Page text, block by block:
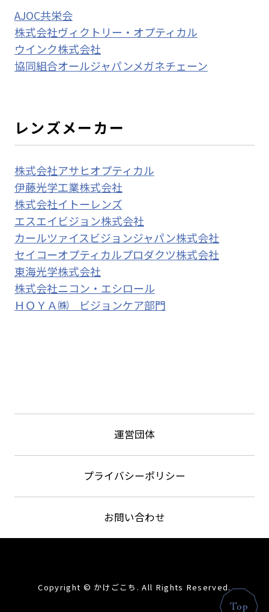
AJOC共栄会
株式会社ヴィクトリー・オプティカル
ウインク株式会社
協同組合オールジャパンメガネチェーン
レンズメーカー
株式会社アサヒオプティカル
伊藤光学工業株式会社
株式会社イトーレンズ
エスエイビジョン株式会社
カールツァイスビジョンジャパン株式会社
セイコーオプティカルプロダクツ株式会社
東海光学株式会社
株式会社ニコン・エシロール
ＨＯＹＡ㈱ ビジョンケア部門
運営団体
プライバシーポリシー
お問い合わせ
Copyright © かけごこち. All Rights Reserved.